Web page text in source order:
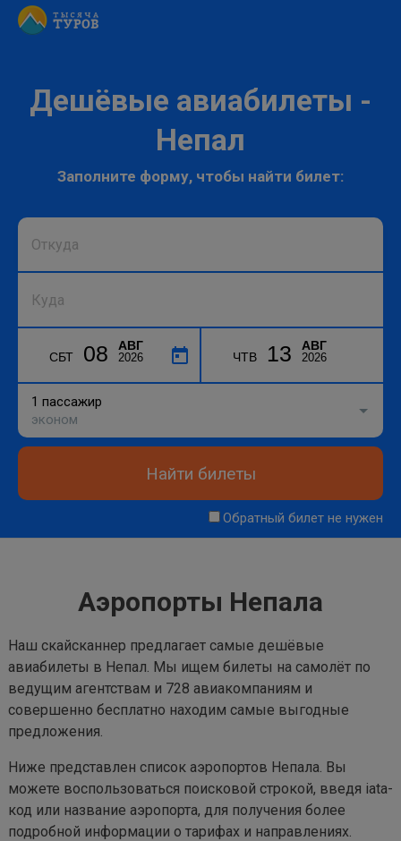
Дешёвые авиабилеты -
Непал
Заполните форму, чтобы найти билет:
СБТ 08 АВГ
2026 ЧТВ 13 АВГ
2026
1 пассажир
эконом
Найти билеты
Обратный билет не нужен
Аэропорты Непала
Наш скайсканнер предлагает самые дешёвые
авиабилеты в Непал. Мы ищем билеты на самолёт по
ведущим агентствам и 728 авиакомпаниям и
совершенно бесплатно находим самые выгодные
предложения.
Ниже представлен список аэропортов Непала. Вы
можете воспользоваться поисковой строкой, введя iata-
код или название аэропорта, для получения более
подробной информации о тарифах и направлениях.